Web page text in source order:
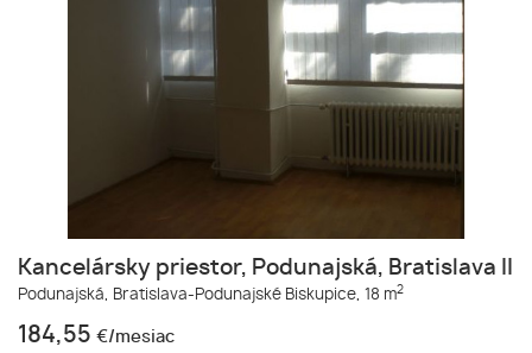
Kancelársky priestor, Podunajská, Bratislava II
Podunajská, Bratislava-Podunajské Biskupice, 18 m2
184,55 €/mesiac